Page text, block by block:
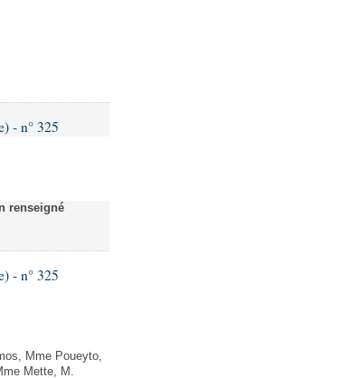
- n° 325
renseigné
- n° 325
Mme Poueyto,
Mette, M.